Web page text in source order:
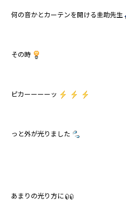
何の音かとカーテンを開ける圭助先生
その時
ピカーーーーッ
っと外が光りました
あまりの光り方に